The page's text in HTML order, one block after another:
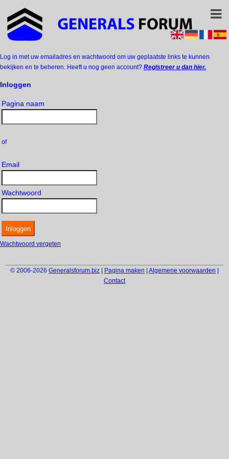
Log in met uw emailadres en wachtwoord om uw geplaatste links te kunnen
bekijken en te beheren. Heeft u nog geen account? Registreer u dan hier.
Inloggen
Pagina naam
of
Email
Wachtwoord
Wachtwoord vergeten
© 2006-2026 Generalsforum.biz Pagina maken Algemene voorwaarden
Contact